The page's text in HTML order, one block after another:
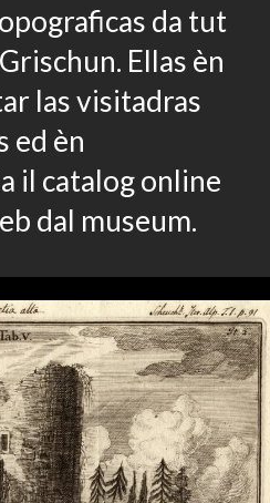
da tut
Ellas èn
las visitadras
ed èn
il catalog online
dal museum.